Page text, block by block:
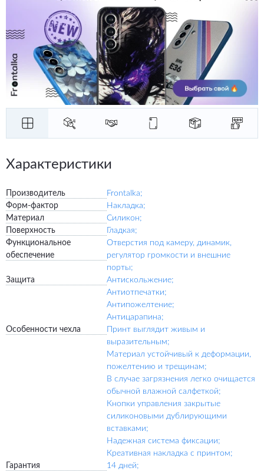
Характеристики
Производитель
Frontalka;
Форм-фактор
Накладка;
Материал
Силикон;
Поверхность
Гладкая;
Функциональное
обеспечение
Отверстия под камеру, динамик,
регулятор громкости и внешние
порты;
Защита
Антискольжение;
Антиотпечатки;
Антипожелтение;
Антицарапина;
Особенности чехла
Принт выглядит живым и
выразительным;
Материал устойчивый к деформации,
пожелтению и трещинам;
В случае загрязнения легко очищается
обычной влажной салфеткой;
Кнопки управления закрытые
силиконовыми дублирующими
вставками;
Надежная система фиксации;
Креативная накладка с принтом;
Гарантия
14 дней;